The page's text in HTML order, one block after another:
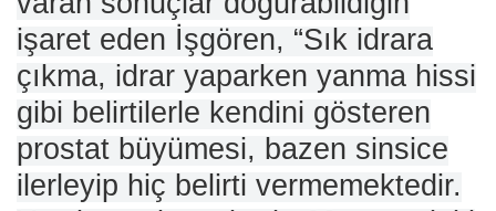
işaret eden İşgören, “Sık idrara
çıkma, idrar yaparken yanma hissi
gibi belirtilerle kendini gösteren
prostat büyümesi, bazen sinsice
ilerleyip hiç belirti vermemektedir.